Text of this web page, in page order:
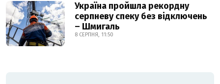
Україна пройшла рекордну
серпневу спеку без відключень
– Шмигаль
8 СЕРПНЯ, 11:50